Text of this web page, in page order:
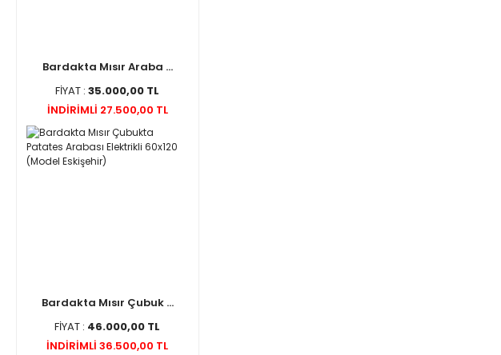
Bardakta Mısır Araba ...
FİYAT :35.000,00 TL
İNDİRİMLİ 27.500,00 TL
Bardakta Mısır Çubuk ...
FİYAT : 46.000,00 TL
İNDİRİMLİ 36.500,00 TL